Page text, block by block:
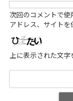
次回のコメントで使
アドレス、サイトを
上に表示された文字